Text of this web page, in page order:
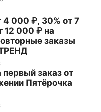
4 000 ₽, 30% от 7
12 000 ₽ на
заказы
заказ от
Пятёрочка